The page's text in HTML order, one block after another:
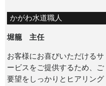
かがわ水道職人
堀籠 主任
お客様にお喜びいただけるサ
ービスをご提供するため、ご
要望をしっかりとヒアリング